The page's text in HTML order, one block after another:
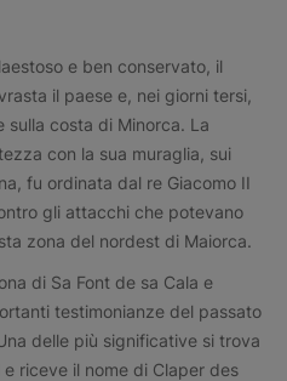
e ben conservato, il
il paese e, nei giorni tersi,
costa di Minorca. La
con la sua muraglia, sui
fu ordinata dal re Giacomo II
gli attacchi che potevano
zona del nordest di Maiorca.
di Sa Font de sa Cala e
testimonianze del passato
delle più significative si trova
riceve il nome di Claper des